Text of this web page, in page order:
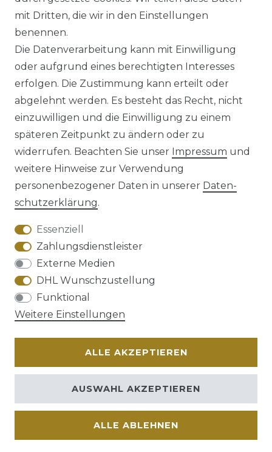
UVP 49,99 €
ab 47,99 € *
inkl. ges. MwSt. Versandkosten
Impressum Daten­schutz­erklärung
AGB Barrierefreiheitserklärung
Widerrufs­recht
© Copyright 2026 | Alle Rechte vorbehalten.
mit Dritten, die wir in den Einstellungen
benennen.
Die Datenverarbeitung kann mit Einwilligung
oder aufgrund eines berechtigten Interesses
erfolgen. Die Zustimmung kann erteilt oder
abgelehnt werden. Es besteht das Recht, nicht
einzuwilligen und die Einwilligung zu einem
späteren Zeitpunkt zu ändern oder zu
widerrufen. Beachten Sie unser Impressum und
weitere Hinweise zur Verwendung
personenbezogener Daten in unserer Daten­
schutz­erklärung.
Essenziell
Zahlungsdienstleister
Externe Medien
DHL Wunschzustellung
Funktional
Weitere Einstellungen
ALLE AKZEPTIEREN
ALLE ABLEHNEN
AUSWAHL AKZEPTIEREN